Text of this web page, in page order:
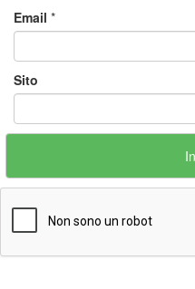
Email *
Sito